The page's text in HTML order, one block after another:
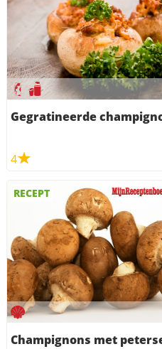
Gegratineerde
4
RECEPT
Champignons met